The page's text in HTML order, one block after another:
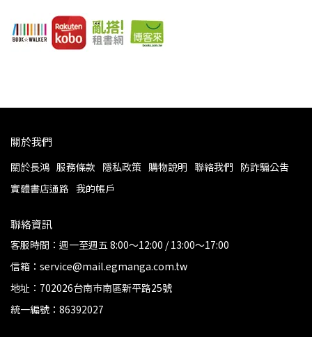
關於我們
關於長鴻 服務條款 隱私政策 購物說明 聯絡我們 防詐騙公告
實體書店通路 我的帳戶
聯絡資訊
客服時間：週一至週五 8:00～12:00 / 13:00～17:00
信箱：service@mail.egmanga.com.tw
地址：702026台南市南區新平路25號
統一編號：86392027